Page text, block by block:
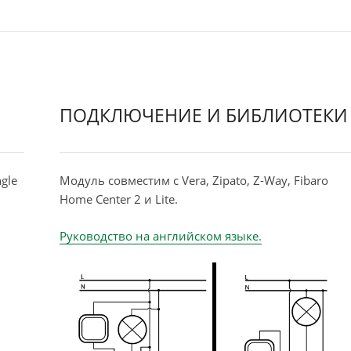
ПОДКЛЮЧЕНИЕ И БИБЛИОТЕКИ
Модуль совместим с Vera, Zipato, Z-Way, Fibaro
Home Center 2 и Lite.
Руководство на английском языке.